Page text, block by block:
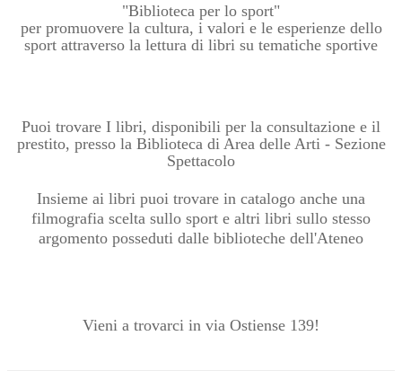
"Biblioteca per lo sport"
per promuovere la cultura, i valori e le esperienze dello
sport attraverso la lettura di libri su tematiche sportive
Puoi trovare I libri, disponibili per la consultazione e il
prestito, presso la Biblioteca di Area delle Arti - Sezione
Spettacolo
Insieme ai libri puoi trovare in catalogo anche una
filmografia scelta sullo sport e altri libri sullo stesso
argomento posseduti dalle biblioteche dell'Ateneo
Vieni a trovarci in via Ostiense 139!